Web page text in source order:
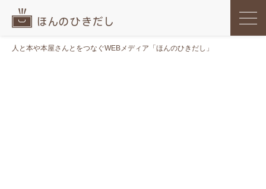
人と本や本屋さんとをつなぐWEBメディア「ほんのひきだし」